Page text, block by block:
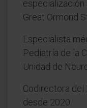
especialización
Great Ormond
Especialista
Pediatría de la
Unidad de
Codirectora del
desde 2020.